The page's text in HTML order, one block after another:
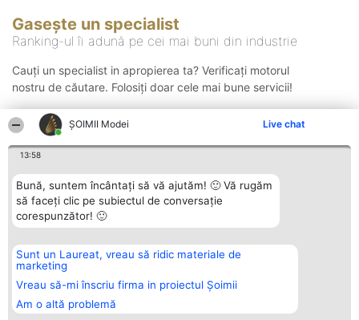
ȘOIMII Modei Live chat
13:58
Bună, suntem încântați să vă ajutăm! 🙂 Vă rugăm
să faceți clic pe subiectul de conversație
corespunzător! 🙂
Sunt un Laureat, vreau să ridic materiale de
marketing
Vreau să-mi înscriu firma in proiectul Șoimii
Am o altă problemă
Gasește un specialist
Ranking-ul îi adună pe cei mai buni din industrie
Cauți un specialist in apropierea ta? Verificați motorul
nostru de căutare. Folosiți doar cele mai bune servicii!
Organizator Ranking
BRIGHT SOLUTIONS BR SRL
Aleea Timisul De Sus 2 Bl. A30
Sc. A Et. 4 Ap. 13 Cod 061952
București
CUI 36737675
Plebiscyt
Lista Tuturor
Laureaților
Statut
Contact